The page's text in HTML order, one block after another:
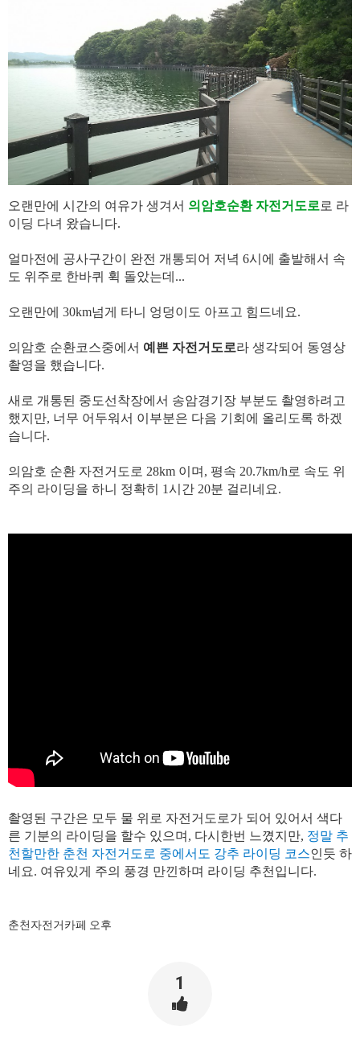
오랜만에 시간의 여유가 생겨서 의암호순환 자전거도로 로 라
이딩 다녀 왔습니다.
얼마전에 공사구간이 완전 개통되어 저녁 6시에 출발해서 속
도 위주로 한바퀴 휙 돌았는데...
오랜만에 30km넘게 타니 엉덩이도 아프고 힘드네요.
의암호 순환코스중에서 예쁜 자전거도로라 생각되어 동영상
촬영을 했습니다.
새로 개통된 중도선착장에서 송암경기장 부분도 촬영하려고
했지만, 너무 어두워서 이부분은 다음 기회에 올리도록 하겠
습니다.
의암호 순환 자전거도로 28km 이며, 평속 20.7km/h로 속도 위
주의 라이딩을 하니 정확히 1시간 20분 걸리네요.
촬영된 구간은 모두 물 위로 자전거도로가 되어 있어서 색다
른 기분의 라이딩을 할수 있으며, 다시한번 느꼈지만, 정말 추
천할만한 춘천 자전거도로 중에서도 강추 라이딩 코스인듯 하
네요. 여유있게 주의 풍경 만낀하며 라이딩 추천입니다.
춘천자전거카페 오후
1